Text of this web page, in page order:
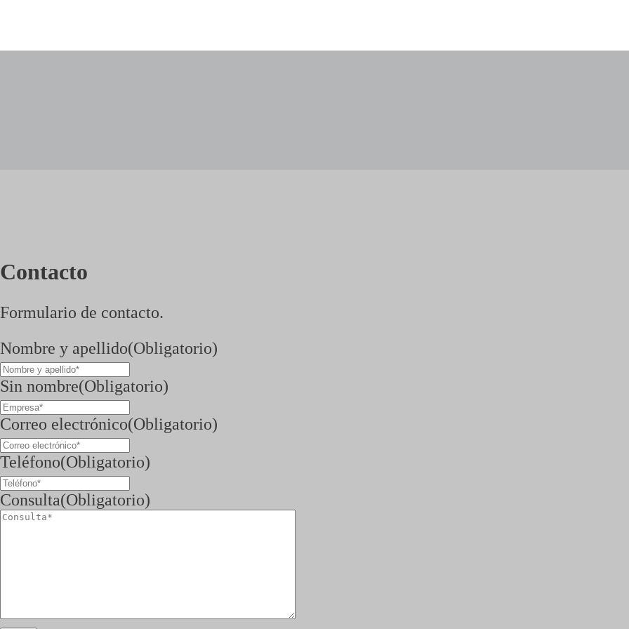
Contacto
Formulario de contacto.
Nombre y apellido(Obligatorio)
Sin nombre(Obligatorio)
Correo electrónico(Obligatorio)
Teléfono(Obligatorio)
Consulta(Obligatorio)